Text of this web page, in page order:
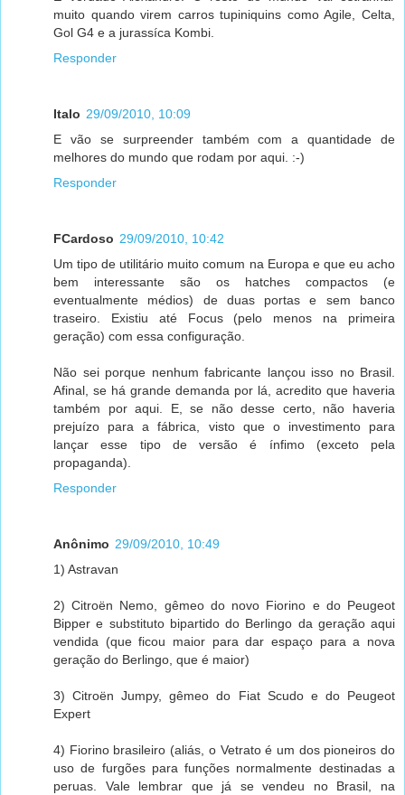
muito quando virem carros tupiniquins como Agile, Celta,
Gol G4 e a jurassíca Kombi.
Responder
Italo 29/09/2010, 10:09
E vão se surpreender também com a quantidade de
melhores do mundo que rodam por aqui. :-)
Responder
FCardoso 29/09/2010, 10:42
Um tipo de utilitário muito comum na Europa e que eu acho
bem interessante são os hatches compactos (e
eventualmente médios) de duas portas e sem banco
traseiro. Existiu até Focus (pelo menos na primeira
geração) com essa configuração.
Não sei porque nenhum fabricante lançou isso no Brasil.
Afinal, se há grande demanda por lá, acredito que haveria
também por aqui. E, se não desse certo, não haveria
prejuízo para a fábrica, visto que o investimento para
lançar esse tipo de versão é ínfimo (exceto pela
propaganda).
Responder
Anônimo 29/09/2010, 10:49
1) Astravan
2) Citroën Nemo, gêmeo do novo Fiorino e do Peugeot
Bipper e substituto bipartido do Berlingo da geração aqui
vendida (que ficou maior para dar espaço para a nova
geração do Berlingo, que é maior)
3) Citroën Jumpy, gêmeo do Fiat Scudo e do Peugeot
Expert
4) Fiorino brasileiro (aliás, o Vetrato é um dos pioneiros do
uso de furgões para funções normalmente destinadas a
peruas. Vale lembrar que já se vendeu no Brasil, na